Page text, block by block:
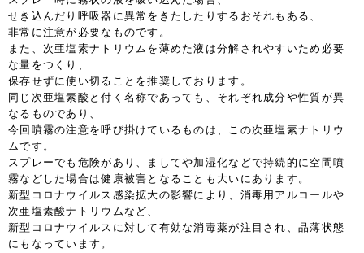
せき込んだり呼吸器に異常をきたしたりするおそれもある、
非常に注意が必要なものです。
また、次亜塩素ナトリウムを薄めた液は分解されやすいため必要
な量をつくり、
保存せずに使い切ることを推奨しております。
同じ次亜塩素酸と付く名称であっても、それぞれ成分や性質が異
なるものであり、
今回噴霧の注意を呼び掛けているものは、この次亜塩素ナトリウ
ムです。
スプレーでも危険があり、ましてや加湿化などで持続的に空間噴
霧などした場合は健康被害となることも大いにあります。
新型コロナウイルス感染拡大の影響により、消毒用アルコールや
次亜塩素酸ナトリウムなど、
新型コロナウイルスに対して有効な消毒薬が注目され、品薄状態
にもなっています。